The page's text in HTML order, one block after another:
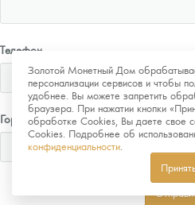
Золотой Монетный Дом
персонализации сервисов и чтобы
удобнее. Вы можете запретить
браузера. При нажатии кнопки
обработке Cookies, Вы даете свое
Cookies. Подробнее об
конфиденциальности
Телефон
Город